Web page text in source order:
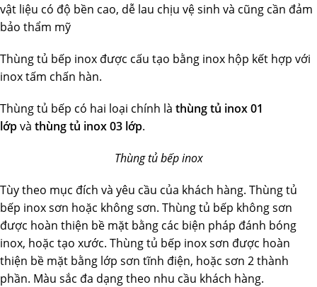
vật liệu có độ bền cao, dễ lau chịu vệ sinh và cũng cần đảm
bảo thẩm mỹ
Thùng tủ bếp inox được cấu tạo bằng inox hộp kết hợp với
inox tấm chấn hàn.
Thùng tủ bếp có hai loại chính là thùng tủ inox 01
lớpvà thùng tủ inox 03 lớp.
Thùng tủ bếp inox
Tùy theo mục đích và yêu cầu của khách hàng. Thùng tủ
bếp inox sơn hoặc không sơn. Thùng tủ bếp không sơn
được hoàn thiện bề mặt bằng các biện pháp đánh bóng
inox, hoặc tạo xước. Thùng tủ bếp inox sơn được hoàn
thiện bề mặt bằng lớp sơn tĩnh điện, hoặc sơn 2 thành
phần. Màu sắc đa dạng theo nhu cầu khách hàng.